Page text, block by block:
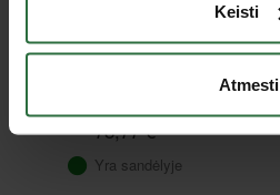
Keisti
Atmesti
Adapteris FEIN Vario 1/2”
78,77 €
Yra sandėlyje